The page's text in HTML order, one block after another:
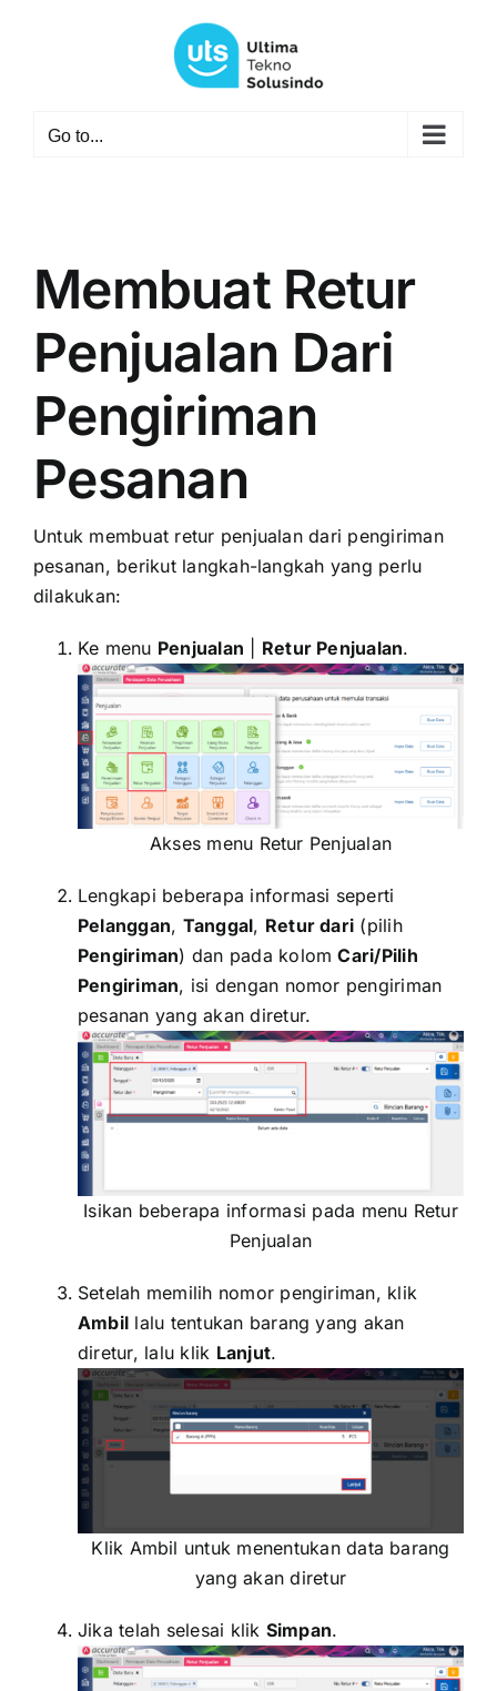
Go to...
Membuat Retur
Penjualan Dari
Pengiriman
Pesanan
Untuk membuat retur penjualan dari pengiriman
pesanan, berikut langkah-langkah yang perlu
dilakukan:
Ke menu Penjualan Retur Penjualan.
Akses menu Retur Penjualan
Lengkapi beberapa informasi seperti
Pelanggan, Tanggal, Retur dari (pilih
Pengiriman) dan pada kolomCari/Pilih
Pengiriman, isi dengan nomor pengiriman
pesanan yang akan diretur.
Isikan beberapa informasi pada menu Retur
Penjualan
Setelah memilih nomor pengiriman, klik
Ambil lalu tentukan barang yang akan
diretur, lalu klik Lanjut.
Klik Ambil untuk menentukan data barang
yang akan diretur
Jika telah selesai klik Simpan.